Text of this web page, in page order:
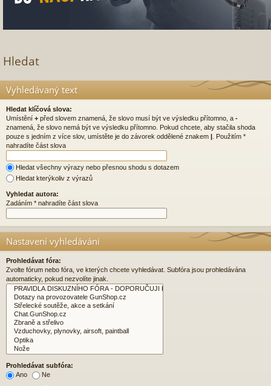
Hledat
Vyhledávaný text
Hledat klíčová slova:
Umístění + před slovem znamená, že slovo musí být ve výsledku přítomno, a -
znamená, že slovo nemá být ve výsledku přítomno. Pokud chcete, aby stačila shoda
pouze s jedním z více slov, umístěte je do závorek oddělené znakem | . Použitím *
nahradíte část slova
Hledat všechny výrazy nebo přesnou shodu s dotazem
Hledat kterýkoliv z výrazů
Vyhledat autora:
Zadáním * nahradíte část slova
Nastavení vyhledávání
Prohledávat fóra:
Zvolte fórum nebo fóra, ve kterých chcete vyhledávat. Subfóra jsou prohledávána
automaticky, pokud nezvolíte jinak.
Prohledávat subfóra:
Ano
Ne